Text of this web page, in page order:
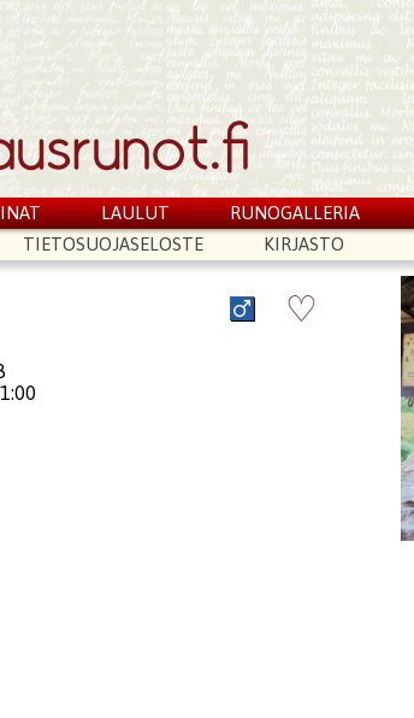
LAULUT
RUNOGALLERIA
TIETOSUOJASELOSTE KIRJASTO
♡